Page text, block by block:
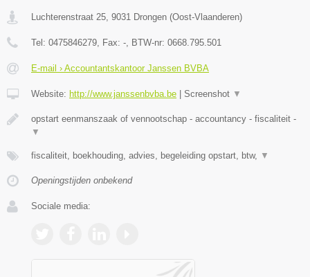
Luchterenstraat 25, 9031 Drongen (Oost-Vlaanderen)
Tel: 0475846279, Fax: -, BTW-nr: 0668.795.501
E-mail › Accountantskantoor Janssen BVBA
Website: http://www.janssenbvba.be Screenshot ▼
opstart eenmanszaak of vennootschap - accountancy - fiscaliteit -
▼
fiscaliteit, boekhouding, advies, begeleiding opstart, btw, ▼
Openingstijden onbekend
Sociale media: